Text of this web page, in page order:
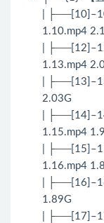
|
1.10.mp4
|
1.13.mp4
|
2.03G
|
1.15.mp4
|
1.16.mp4
|
1.89G
|